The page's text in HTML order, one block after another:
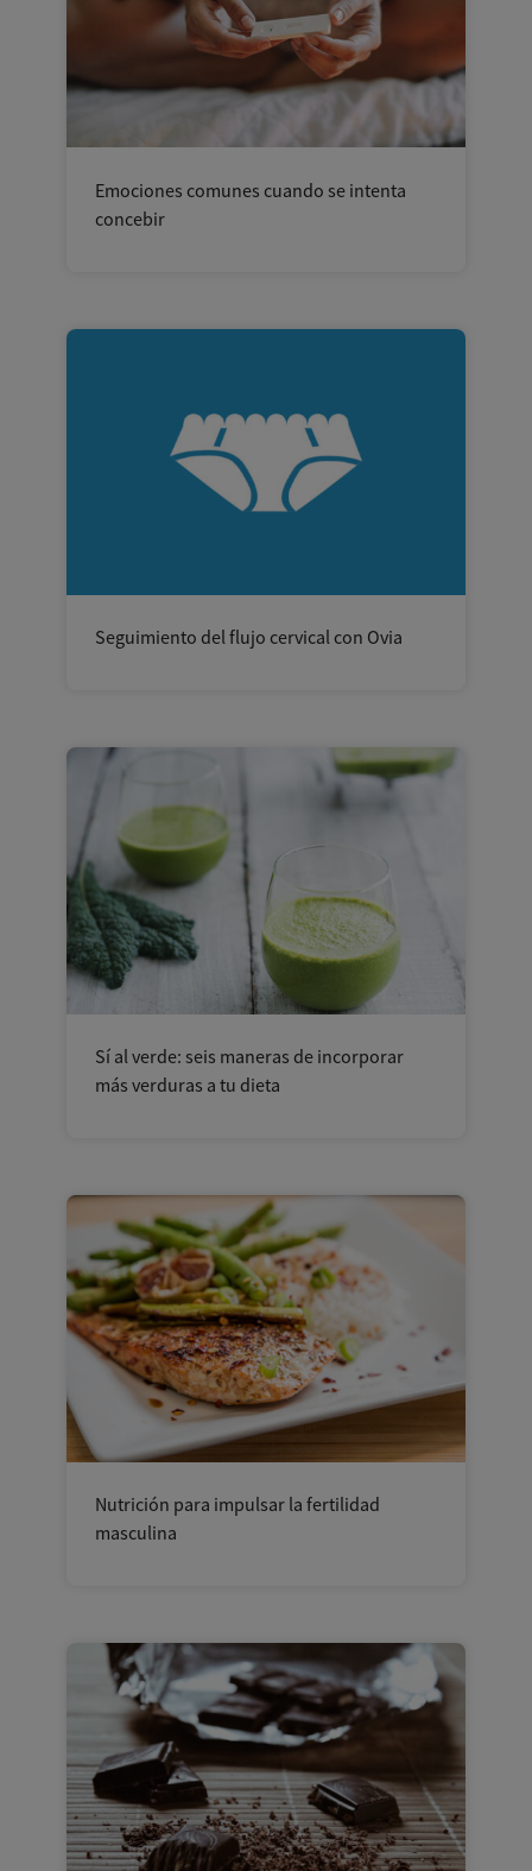
Emociones comunes cuando se intenta
concebir
Seguimiento del flujo cervical con Ovia
Sí al verde: seis maneras de incorporar
más verduras a tu dieta
Nutrición para impulsar la fertilidad
masculina